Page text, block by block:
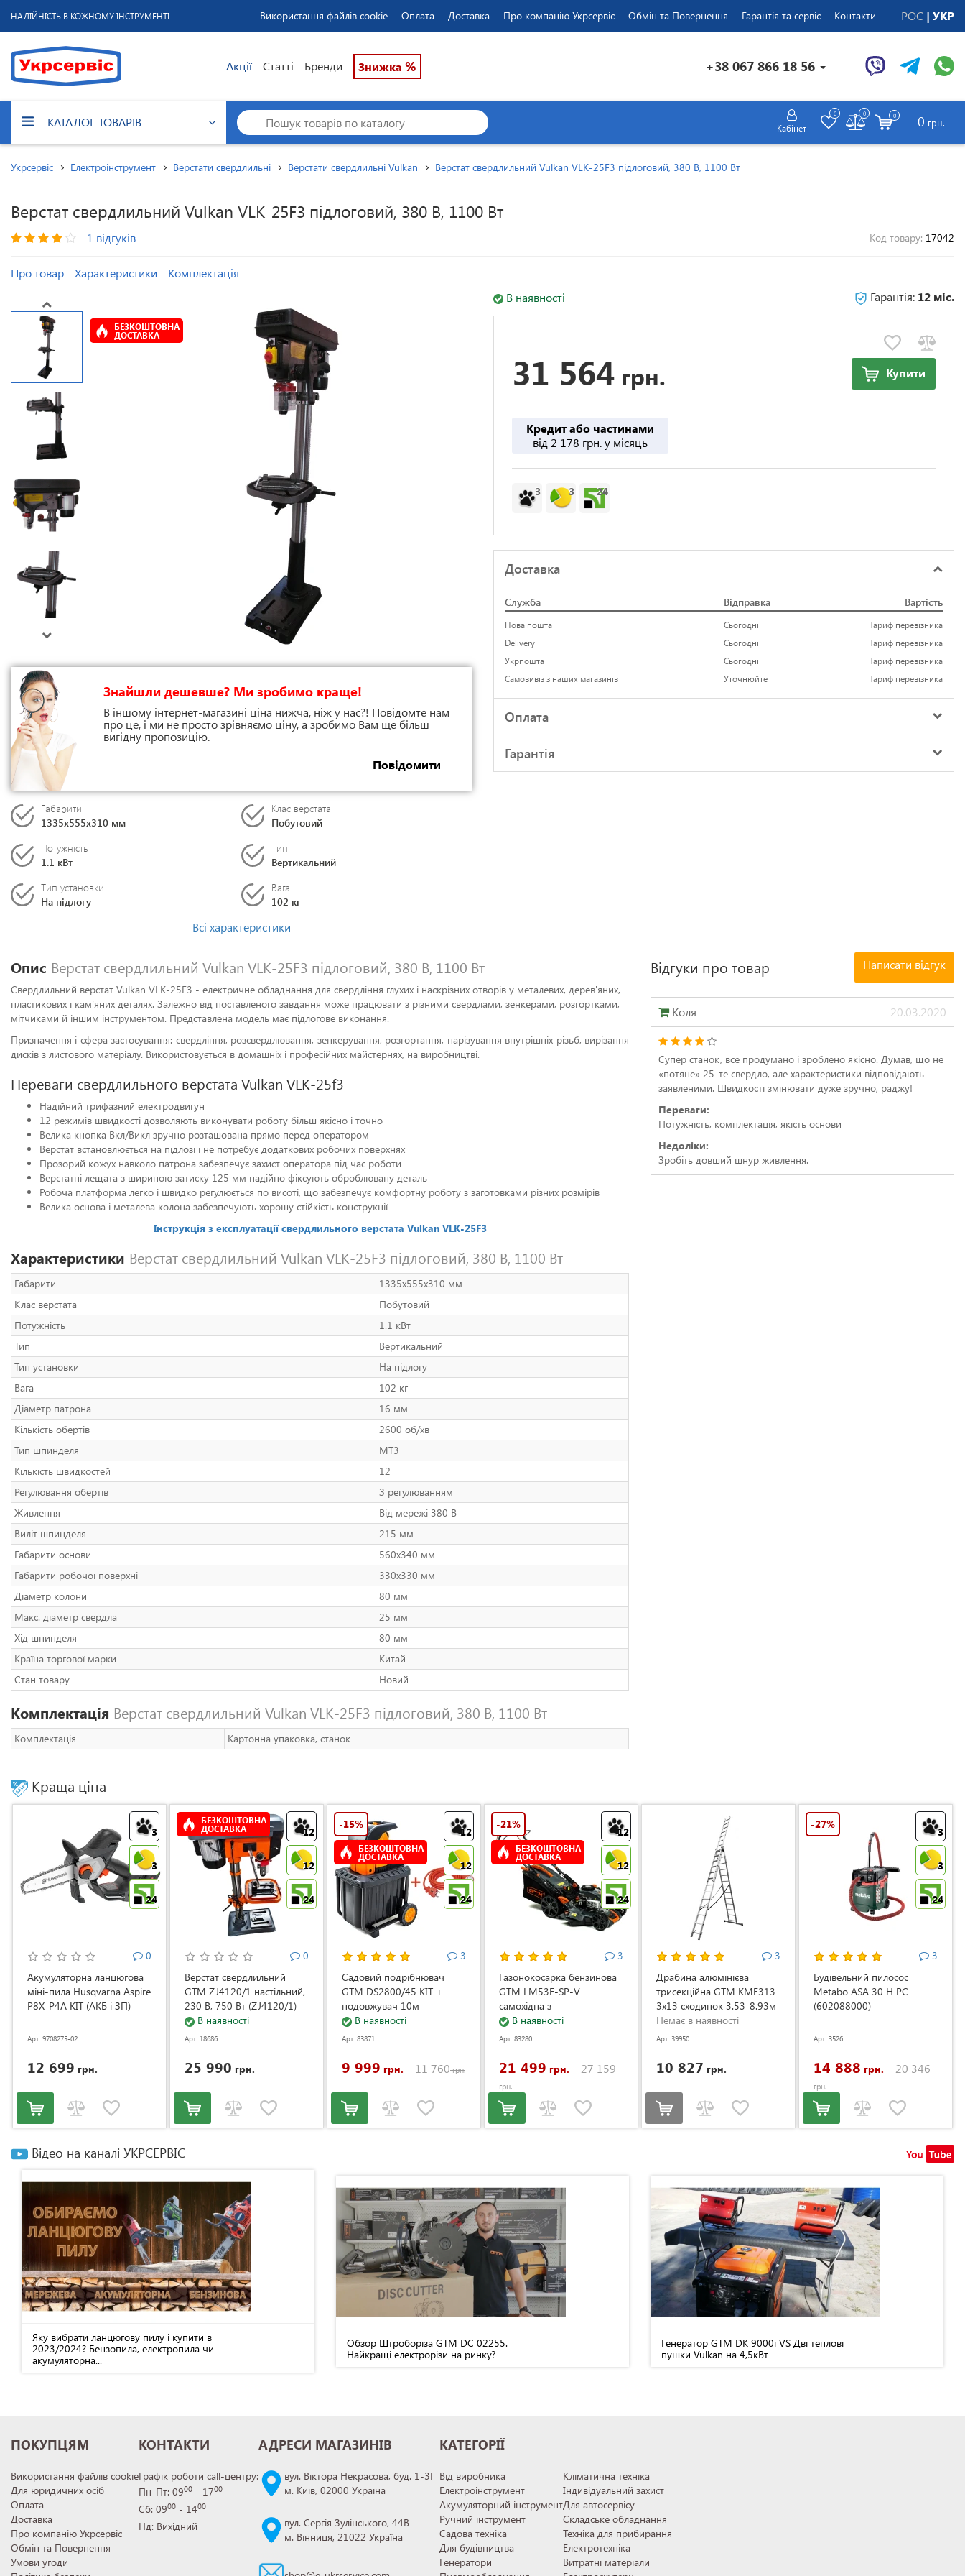
НАДІЙНІСТЬ В КОЖНОМУ ІНСТРУМЕНТІ Використання файлів cookie Оплата Доставка Про компанію Укрсервіс Обмін та Повернення Гарантія та сервіс Контакти РОС УКР
Акції Статті Бренди Знижка % +38 067 866 18 56
КАТАЛОГ ТОВАРІВ Кабінет
0 0 0 0 грн.
Укрсервіс Електроінструмент Верстати свердлильні Верстати свердлильні Vulkan Верстат свердлильний Vulkan VLK-25F3 підлоговий, 380 В, 1100 Вт
Верстат свердлильний Vulkan VLK-25F3 підлоговий, 380 В, 1100 Вт
1 відгуків Код товару: 17042
Про товар Характеристики Комплектація
БЕЗКОШТОВНА
ДОСТАВКА
Знайшли дешевше? Ми зробимо краще!
В іншому інтернет-магазині ціна нижча, ніж у нас?! Повідомте нам
про це, і ми не просто зрівняємо ціну, а зробимо Вам ще більш
вигідну пропозицію.
Повідомити
Габарити
1335x555x310 мм
Клас верстата
Побутовий
Потужність
1.1 кВт
Тип
Вертикальний
Тип установки
На підлогу
Вага
102 кг
Всі характеристики
В наявності Гарантія: 12 міс.
31 564 грн. Купити
Кредит або частинами
від 2 178 грн. у місяць
3 3 24
Доставка
Служба Відправка Вартість
Нова пошта Сьогодні
Тариф перевізника
Delivery
Сьогодні
Тариф перевізника
Укрпошта
Сьогодні
Тариф перевізника
Самовивіз з наших магазинів
Уточнюйте Тариф перевізника
Оплата
Гарантія
Опис Верстат свердлильний Vulkan VLK-25F3 підлоговий, 380 В, 1100 Вт
Свердлильний верстат Vulkan VLK-25F3 - електричне обладнання для свердління глухих і наскрізних отворів у металевих, дерев'яних,
пластикових і кам'яних деталях. Залежно від поставленого завдання може працювати з різними свердлами, зенкерами, розгортками,
мітчиками й іншим інструментом. Представлена модель має підлогове виконання.
Призначення і сфера застосування: свердління, розсвердлювання, зенкерування, розгортання, нарізування внутрішніх різьб, вирізання
дисків з листового матеріалу. Використовується в домашніх і професійних майстернях, на виробництві.
Переваги свердлильного верстата Vulkan VLK-25f3
Надійний трифазний електродвигун
12 режимів швидкості дозволяють виконувати роботу більш якісно і точно
Велика кнопка Вкл/Викл зручно розташована прямо перед оператором
Верстат встановлюється на підлозі і не потребує додаткових робочих поверхнях
Прозорий кожух навколо патрона забезпечує захист оператора під час роботи
Верстатні лещата з шириною затиску 125 мм надійно фіксують оброблювану деталь
Робоча платформа легко і швидко регулюється по висоті, що забезпечує комфортну роботу з заготовками різних розмірів
Велика основа і металева колона забезпечують хорошу стійкість конструкції
Інструкція з експлуатації свердлильного верстата Vulkan VLK-25F3
Характеристики Верстат свердлильний Vulkan VLK-25F3 підлоговий, 380 В, 1100 Вт
Габарити
1335x555x310 мм
Клас верстата
Побутовий
Потужність
1.1 кВт
Тип
Вертикальний
Тип установки
На підлогу
Вага
102 кг
Діаметр патрона
16 мм
Кількість обертів
2600 об/хв
Тип шпинделя
MT3
Кількість швидкостей
12
Регулювання обертів
З регулюванням
Живлення
Від мережі 380 В
Виліт шпинделя
215 мм
Габарити основи
560х340 мм
Габарити робочої поверхні
330х330 мм
Діаметр колони
80 мм
Макс. діаметр свердла
25 мм
Хід шпинделя
80 мм
Країна торгової марки
Китай
Стан товару
Новий
Комплектація Верстат свердлильний Vulkan VLK-25F3 підлоговий, 380 В, 1100 Вт
Комплектація Картонна упаковка, станок
Відгуки про товар Написати відгук
Коля 20.03.2020
Супер станок, все продумано і зроблено якісно. Думав, що не
«потяне» 25-те свердло, але характеристики відповідають
заявленими. Швидкості змінювати дуже зручно, раджу!
Переваги:
Потужність, комплектація, якість основи
Недоліки:
Зробіть довший шнур живлення.
Краща ціна
3
3
24
0
Акумуляторна ланцюгова
міні-пила Husqvarna Aspire
P8X-P4A KIT (АКБ і ЗП)
Арт: 9708275-02
12 699 грн.
12
12
24
БЕЗКОШТОВНА
ДОСТАВКА
0
Верстат свердлильний
GTM ZJ4120/1 настільний,
230 В, 750 Вт (ZJ4120/1)
В наявності
Арт: 18686
25 990 грн.
12
12
24
-15%
БЕЗКОШТОВНА
ДОСТАВКА
3
Садовий подрібнювач
GTM DS2800/45 KIT +
подовжувач 10м
(DS2800/45_KIT+ext.cord)
В наявності
Арт: 83871
9 999 грн. 11 760грн.
12
12
24
-21%
БЕЗКОШТОВНА
ДОСТАВКА
3
Газонокосарка бензинова
GTM LM53E-SP-V
самохідна з
електростартером та
регулюванням швидкості
В наявності
Арт: 83280
21 499 грн. 27 159
грн.
3
Драбина алюмінієва
трисекційна GTM KME313
3x13 сходинок 3.53-8.93м
(KME313)
Немає в наявності
Арт: 39950
10 827 грн.
3
3
24
-27%
3
Будівельний пилосос
Metabo ASA 30 H PC
(602088000)
Арт: 3526
14 888 грн. 20 346
грн.
Відео на каналі УКРСЕРВІС
Яку вибрати ланцюгову пилу і купити в
2023/2024? Бензопила, електропила чи
акумуляторна...
Обзор Штроборіза GTM DC 02255.
Найкращі електрорізи на ринку?
Генератор GTM DK 9000i VS Дві теплові
пушки Vulkan на 4,5кВт
ПОКУПЦЯМ
Використання файлів cookie
Для юридичних осіб
Оплата
Доставка
Про компанію Укрсервіс
Обмін та Повернення
Умови угоди
КОНТАКТИ
Графік роботи call-центру:
Пн-Пт: 0900 - 1700
Сб: 0900 - 1400
Нд: Вихідний
АДРЕСИ МАГАЗИНІВ
вул. Віктора Некрасова, буд. 1-3Г
м. Київ, 02000 Україна
вул. Сергія Зулінського, 44В
м. Вінниця, 21022 Україна
КАТЕГОРІЇ
Від виробника
Електроінструмент
Акумуляторний інструмент
Ручний інструмент
Садова техніка
Для будівництва
Генератори
Кліматична техніка
Індивідуальний захист
Для автосервісу
Складське обладнання
Техніка для прибирання
Електротехніка
Витратні матеріали